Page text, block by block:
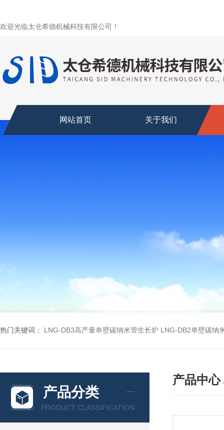
欢迎光临太仓希德机械科技有限公司！
网站首页 关于我们
热门关键词： LNG-DB3高产量单壁碳纳米管生长炉 LNG-DB2单壁碳纳
产品分类
PRODUCT CLASSIFICATION
产品中心